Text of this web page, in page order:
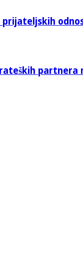
prijateljskih
partnera